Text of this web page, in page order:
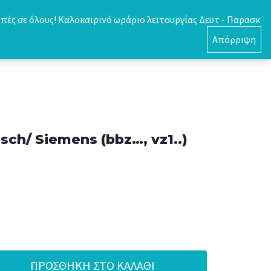
σε όλους! Καλοκαιρινό ωράριο λειτουργίας Δευτ - Παρασκ
Απόρριψη
0
Siemens (bbz…, vz1..)
ΠΡΟΣΘΉΚΗ ΣΤΟ ΚΑΛΆΘΙ